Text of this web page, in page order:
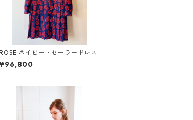
ネイビー・セーラードレス
¥96,800